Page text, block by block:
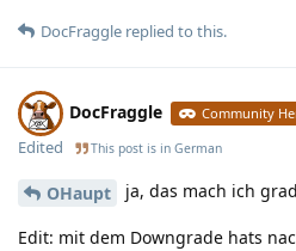
DocFraggle replied to this.
DocFraggle Community
Edited
This post is in German
OHaupt ja, das mach ich
Edit: mit dem Downgrade hats